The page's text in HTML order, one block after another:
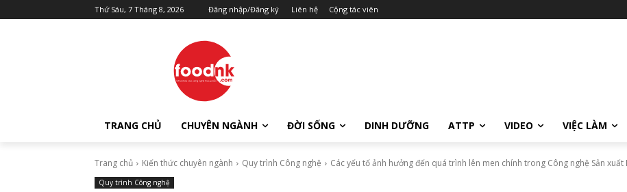
Thứ Sáu, 7 Tháng 8, 2026 Đăng nhập/Đăng ký Liên hệ Cộng tác viên
TRANG CHỦ CHUYÊN NGÀNH ĐỜI SỐNG DINH DƯỠNG ATTP VIDEO VIỆC LÀM
Trang chủ Kiến thức chuyên ngành Quy trình Công nghệ Các yếu tố ảnh hưởng đến quá trình lên men chính trong Công nghệ Sản xuất
Quy trình Công nghệ